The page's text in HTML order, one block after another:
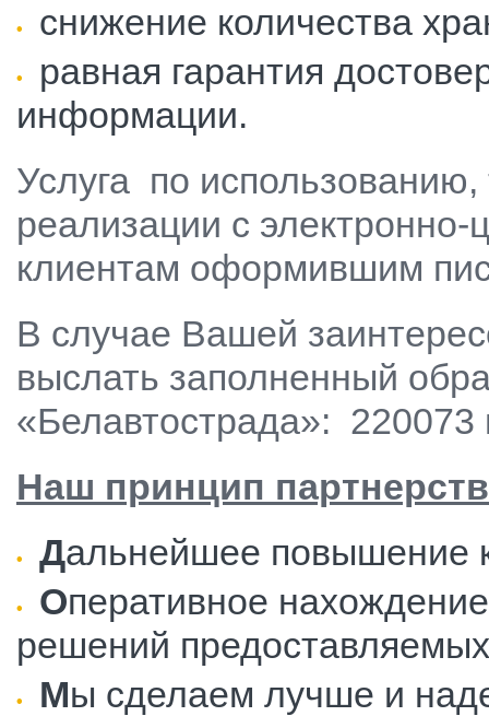
снижение количества
равная гарантия
информации.
Услуга по использованию,
реализации с
клиентам оформившим
В случае Вашей
выслать заполненный
«Белавтострада»: 220073
Наш принцип
Дальнейшее повышение
Оперативное
решений предоставляемых
Мы сделаем лучше и